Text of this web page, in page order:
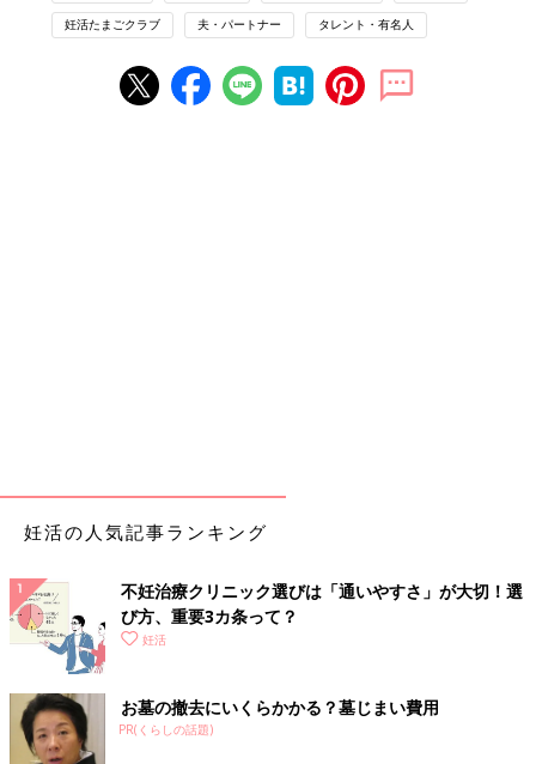
妊活たまごクラブ 夫・パートナー タレント・有名人
妊活の人気記事ランキング
不妊治療クリニック選びは「通いやすさ」が大切！選
び方、重要3カ条って？
妊活
お墓の撤去にいくらかかる？墓じまい費用
PR(くらしの話題)